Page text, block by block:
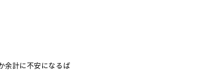
余計に不安になるば